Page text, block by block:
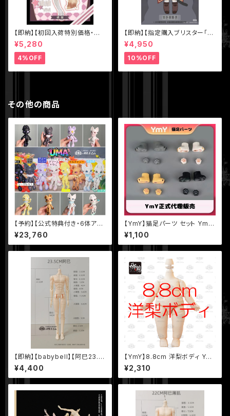
【即納】【初回入荷特別価格・単
品】【MEOW3（ニャニャニャ次
元）】シリーズ【不可食用人形Ine
dible Doll】1/8 BJD ブライン
ドドール
¥5,280
4%OFF
【即納】【指定購入ブリスター「色
違いアスタ（黒マント）】【秘境巡
礼】シリーズ【Sunless】スタジ
オ 1/12 BJD ブラインドドール
¥4,950
10%OFF
その他の商品
【予約】【公式特典付き・6体アソ
ートセット】【UMA】シリーズ【20
26年7月中メーカー様出荷予
定】1/12 BJD ブラインドドール
¥23,760
【YmY】猫足パーツ セット YmY
ドール
¥1,100
【即納】【babybell】【阿巳23.
5・腹筋ver.】23.5cm BJD 球
体関節人形 ボディ
¥4,400
【YmY】8.8cm 洋梨ボディ Ym
Yドール YmYボディ ミルク 蜜
桃 薄サンライト
¥2,310